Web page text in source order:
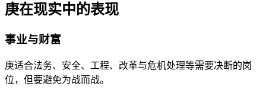
庚在现实中的表现
事业与财富
庚适合法务、安全、工程、改革与危机处理等需要决断的岗
位，但要避免为战而战。